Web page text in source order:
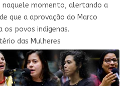
naquele momento, alertando a
que a aprovação do Marco
os povos indígenas.
das Mulheres